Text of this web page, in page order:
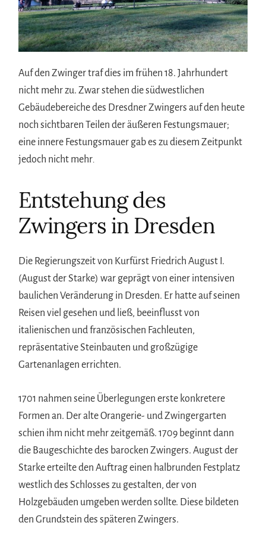
Auf den Zwinger traf dies im frühen 18. Jahrhundert
nicht mehr zu. Zwar stehen die südwestlichen
Gebäudebereiche des Dresdner Zwingers auf den heute
noch sichtbaren Teilen der äußeren Festungsmauer;
eine innere Festungsmauer gab es zu diesem Zeitpunkt
jedoch nicht mehr.
Entstehung des
Zwingers in Dresden
Die Regierungszeit von Kurfürst Friedrich August I.
(August der Starke) war geprägt von einer intensiven
baulichen Veränderung in Dresden. Er hatte auf seinen
Reisen viel gesehen und ließ, beeinflusst von
italienischen und französischen Fachleuten,
repräsentative Steinbauten und großzügige
Gartenanlagen errichten.
1701 nahmen seine Überlegungen erste konkretere
Formen an. Der alte Orangerie- und Zwingergarten
schien ihm nicht mehr zeitgemäß. 1709 beginnt dann
die Baugeschichte des barocken Zwingers. August der
Starke erteilte den Auftrag einen halbrunden Festplatz
westlich des Schlosses zu gestalten, der von
Holzgebäuden umgeben werden sollte. Diese bildeten
den Grundstein des späteren Zwingers.